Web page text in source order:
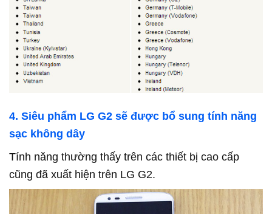
4. Siêu phẩm LG G2 sẽ được bổ sung tính năng
sạc không dây
Tính năng thường thấy trên các thiết bị cao cấp
cũng đã xuất hiện trên LG G2.